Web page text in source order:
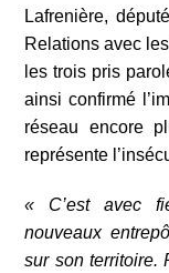
Lafrenière,
Relations avec
les trois pris
ainsi confirmé
réseau encore
représente
« C’est avec
nouveaux
sur son territoire.